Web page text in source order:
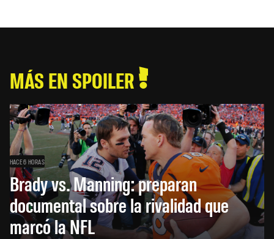
MÁS EN SPOILER
HACE 6 HORAS
Brady vs. Manning: preparan
documental sobre la rivalidad que
marcó la NFL